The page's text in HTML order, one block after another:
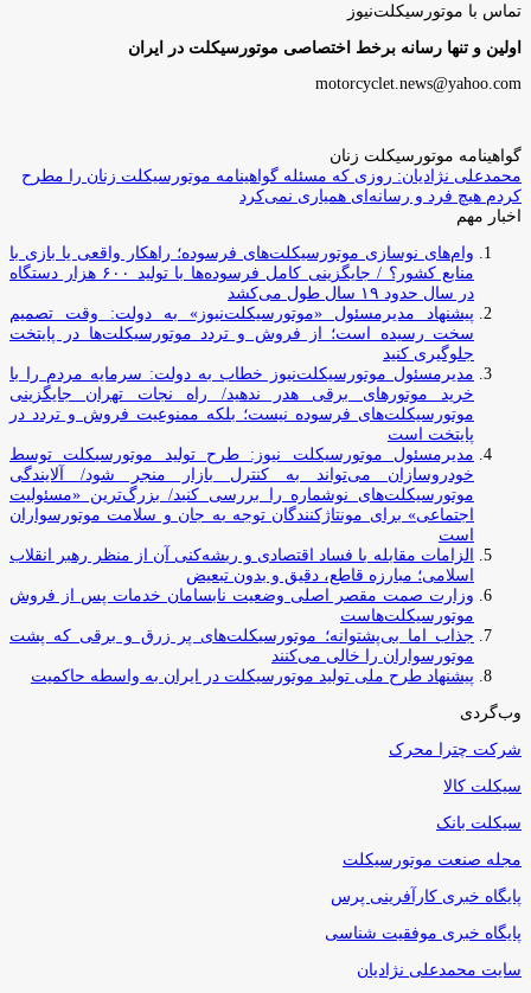
تماس با موتورسیکلت‌نیوز
اولین و تنها رسانه برخط اختصاصی موتورسیکلت در ایران
motorcyclet.news@yahoo.com
گواهینامه موتورسیکلت زنان
محمدعلی نژادیان: روزی که مسئله گواهینامه موتورسیکلت زنان را مطرح
کردم هیچ فرد و رسانه‌ای همیاری نمی‌کرد
اخبار مهم
وام‌های نوسازی موتورسیکلت‌های فرسوده؛ راهکار واقعی یا بازی با
منابع کشور؟ / جایگزینی کامل فرسوده‌ها با تولید ۶۰۰ هزار دستگاه
در سال حدود ۱۹ سال طول می‌کشد
پیشنهاد مدیرمسئول «موتورسیکلت‌نیوز» به دولت: وقت تصمیم
سخت رسیده است؛ از فروش و تردد موتورسیکلت‌ها در پایتخت
جلوگیری کنید
مدیرمسئول موتورسیکلت‌نیوز خطاب به دولت: سرمایه مردم را با
خرید موتورهای برقی هدر ندهید/ راه نجات تهران جایگزینی
موتورسیکلت‌های فرسوده نیست؛ بلکه ممنوعیت فروش و تردد در
پایتخت است
مدیرمسئول موتورسیکلت نیوز: طرح تولید موتورسیکلت توسط
خودروسازان می‌تواند به کنترل بازار منجر شود/ آلایندگی
موتورسیکلت‌های نوشماره را بررسی کنید/ بزرگ‌ترین «مسئولیت
اجتماعی» برای مونتاژکنندگان توجه به جان و سلامت موتورسواران
است
الزامات مقابله با فساد اقتصادی و ریشه‌کنی آن از منظر رهبر انقلاب
اسلامی؛ مبارزه قاطع، دقیق و بدون تبعیض
وزارت صمت مقصر اصلی وضعیت نابسامان خدمات پس از فروش
موتورسیکلت‌هاست
جذاب اما بی‌پشتوانه؛ موتورسیکلت‌های پر زرق‌ و برقی که پشت
موتورسواران را خالی می‌کنند
پیشنهاد طرح ملی تولید موتورسیکلت در ایران به واسطه حاکمیت
وب‌گردی
شرکت چترا محرک
سیکلت کالا
سیکلت بانک
مجله صنعت موتورسیکلت
پایگاه خبری کارآفرینی پرس
پایگاه خبری موفقیت شناسی
سایت محمدعلی نژادیان